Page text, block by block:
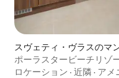
スヴェティ・ヴラスのマ
ポーラスタービーチリゾ
ロケーション · 近隣 · アメ